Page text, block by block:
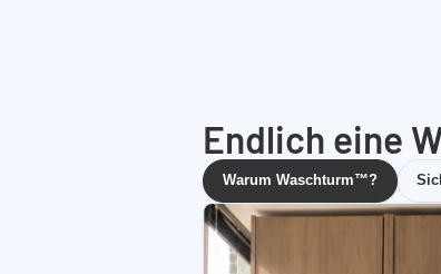
Endlich eine
Warum Waschturm™?